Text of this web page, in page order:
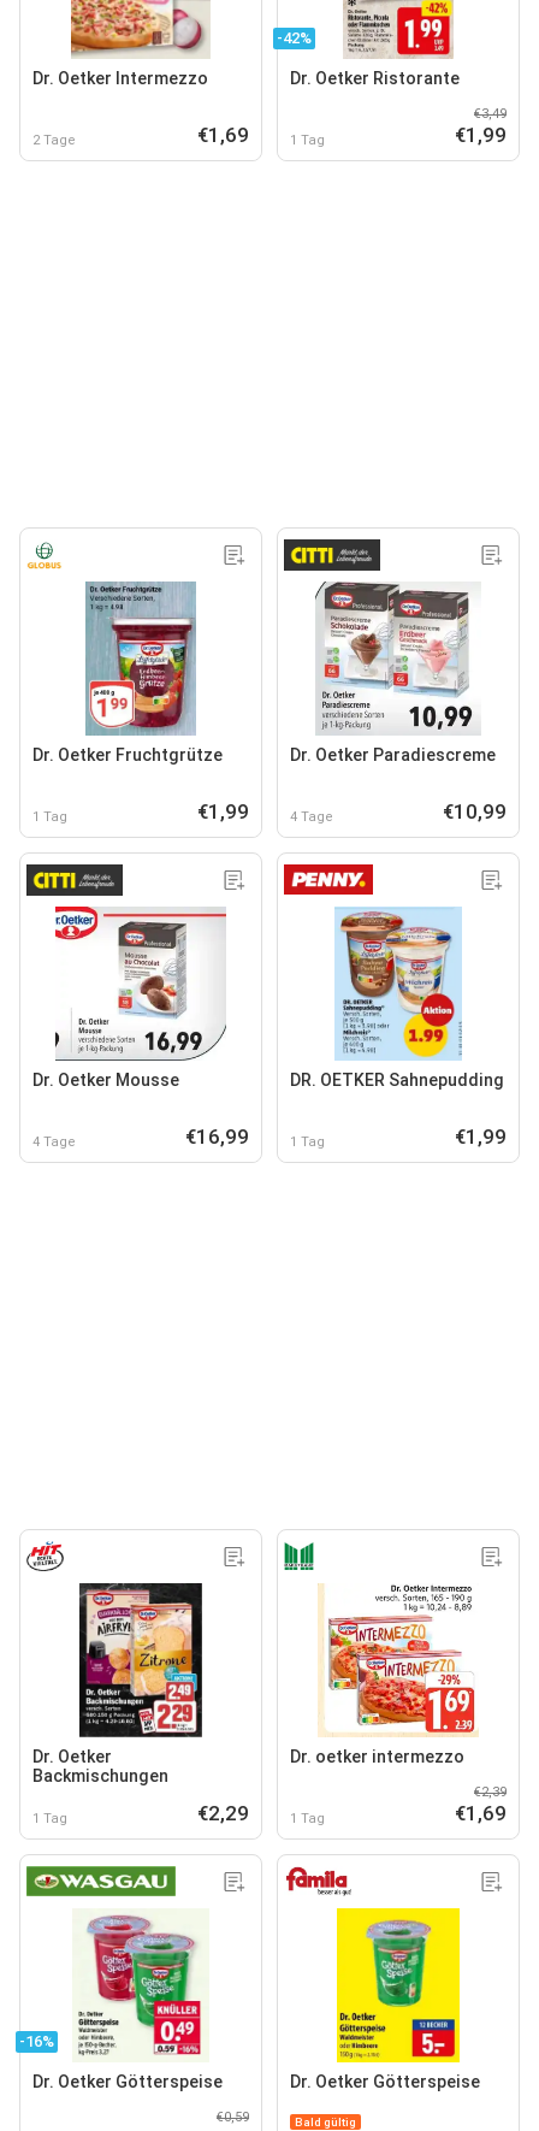
Dr. Oetker Intermezzo
2 Tage €1,69
-42%
Dr. Oetker Ristorante
1 Tag
€3,49
€1,99
Dr. Oetker Fruchtgrütze
1 Tag €1,99
Dr. Oetker Paradiescreme
4 Tage €10,99
Dr. Oetker Mousse
4 Tage €16,99
DR. OETKER Sahnepudding
1 Tag €1,99
Dr. Oetker
Backmischungen
1 Tag €2,29
Dr. oetker intermezzo
1 Tag
€2,39
€1,69
-16%
Dr. Oetker Götterspeise
€0,59
Dr. Oetker Götterspeise
Bald gültig